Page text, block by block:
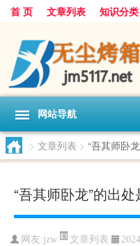
首 页 文章列表 知识分类
网站导航
> 文章列表 > “吾其师卧
“吾其师卧龙”的出
网友:jzw 文章列表